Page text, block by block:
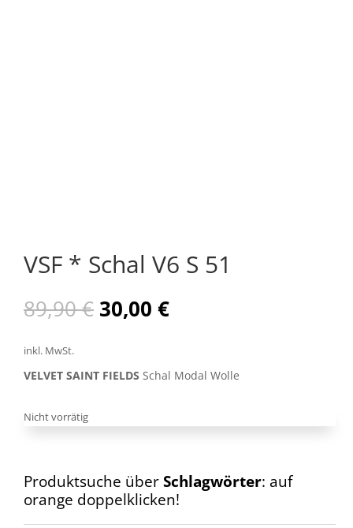
VSF * Schal V6 S 51
89,90€ Ursprünglicher
Preis
30,00 €Aktueller
inkl. MwSt.
VELVET SAINT FIELDS Schal Modal Wolle
Nicht vorrätig
Produktsuche überSchlagwörter: auf
orange doppelklicken!